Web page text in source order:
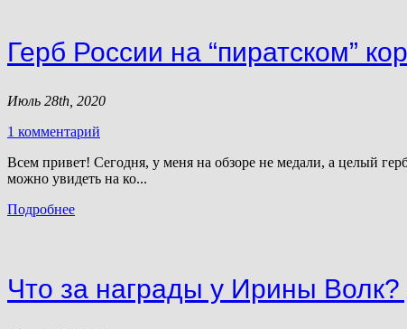
Герб России на “пиратском”
Июль 28th, 2020
1 комментарий
Всем привет! Сегодня, у меня на обзоре не медали, а целый
можно увидеть на ко...
Подробнее
Что за награды у Ирины